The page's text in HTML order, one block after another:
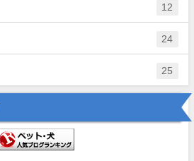
12
24
25